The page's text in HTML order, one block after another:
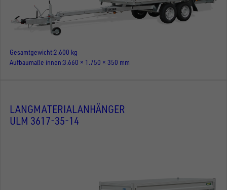
Gesamtgewicht 2.600 kg
Aufbaumaße innen 3.660 × 1.750 × 350 mm
LANGMATERIALANHÄNGER
ULM 3617-35-14